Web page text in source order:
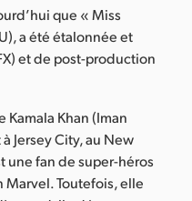
que « Miss
a été étalonnée et
et de post-production
Khan (Iman
Jersey City, au New
une fan de super-héros
Marvel. Toutefois, elle